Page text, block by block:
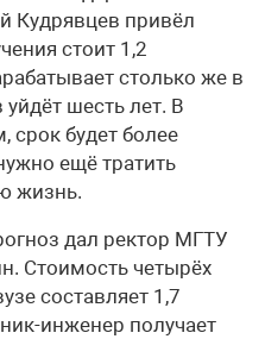
Кудрявцев привёл
стоит 1,2
столько же в
уйдёт шесть лет. В
срок будет более
ещё тратить
жизнь.
дал ректор МГТУ
Стоимость четырёх
составляет 1,7
инженер получает